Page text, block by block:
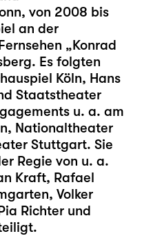
von 2008 bis
an der
„Konrad
Es folgten
Köln, Hans
Staatstheater
u. a. am
Nationaltheater
Stuttgart. Sie
Regie von u. a.
Kraft, Rafael
Volker
Richter und